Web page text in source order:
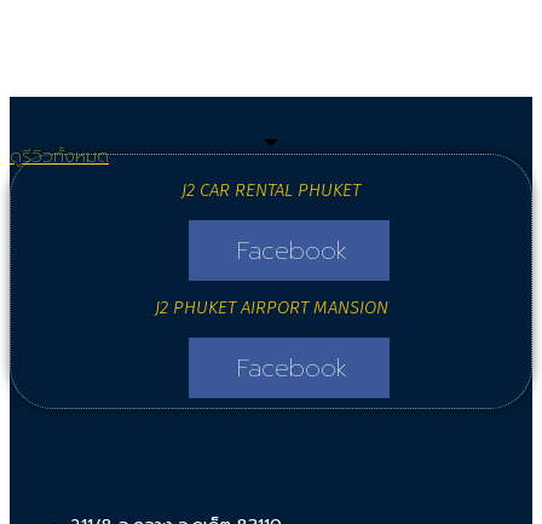
ดูรีวิวทั้งหมด
J2 CAR RENTAL PHUKET
Facebook
J2 PHUKET AIRPORT MANSION
Facebook